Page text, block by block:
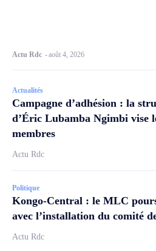
Actu Rdc -août 4, 2026
Actualités
Campagne d’adhésion : la
d’Éric Lubamba Ngimbi vise
membres
Actu Rdc
Politique
Kongo-Central : le MLC
avec l’installation du comité
Actu Rdc